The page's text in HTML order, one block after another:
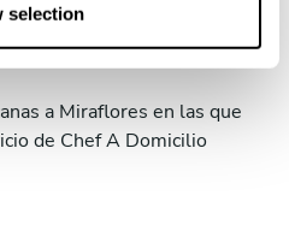
selection
cercanas
a Miraflores en las que
de Chef A Domicilio